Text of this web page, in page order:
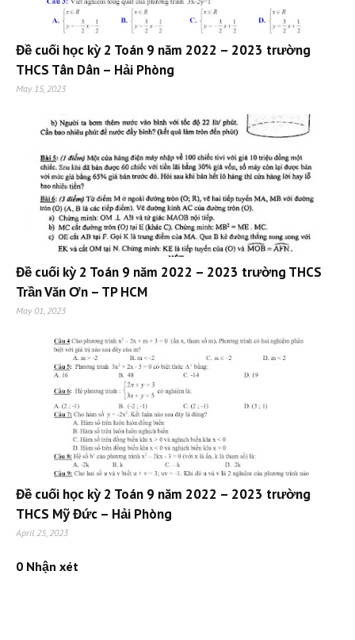
Đề cuối học kỳ 2 Toán 9 năm 2022 – 2023 trường
THCS Tân Dân – Hải Phòng
May 15, 2023
Đề cuối kỳ 2 Toán 9 năm 2022 – 2023 trường THCS
Trần Văn Ơn – TP HCM
May 01, 2023
Đề cuối học kỳ 2 Toán 9 năm 2022 – 2023 trường
THCS Mỹ Đức – Hải Phòng
April 25, 2023
0 Nhận xét